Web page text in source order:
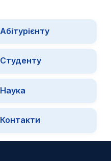
Абітурієнту
Студенту
Наука
Контакти